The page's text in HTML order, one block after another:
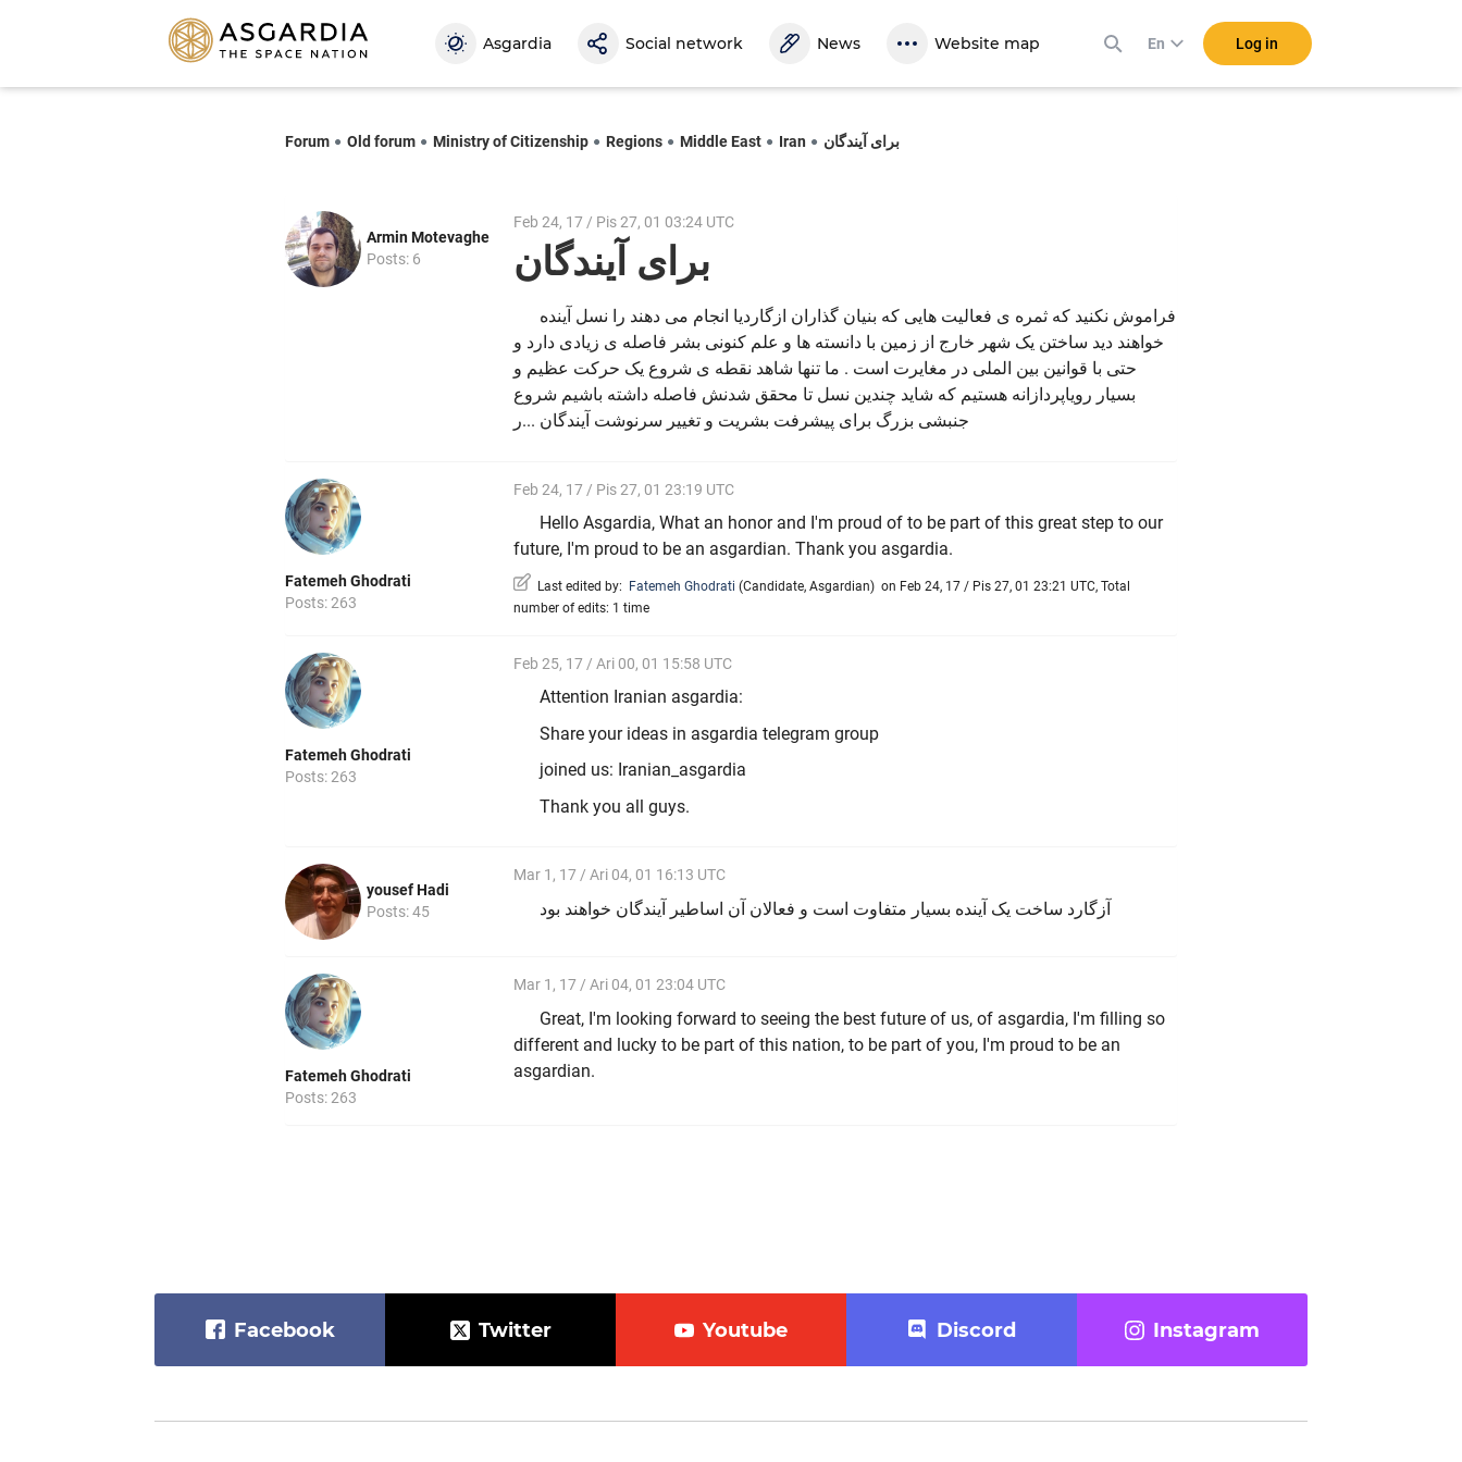
Asgardia Social network News Website map En Log in
Forum Old forum Ministry of Citizenship Regions Middle East Iran برای آیندگان
Armin Motevaghe
Posts: 6
Feb 24, 17 / Pis 27, 01 03:24 UTC
فراموش نکنید که ثمره ی فعالیت هایی که بنیان گذاران ازگاردیا انجام می دهند را نسل آینده
خواهند دید ساختن یک شهر خارج از زمین با دانسته ها و علم کنونی بشر فاصله ی زیادی دارد و
حتی با قوانین بین الملی در مغایرت است . ما تنها شاهد نقطه ی شروع یک حرکت عظیم و
بسیار رویاپردازانه هستیم که شاید چندین نسل تا محقق شدنش فاصله داشته باشیم شروع
جنبشی بزرگ برای پیشرفت بشریت و تغییر سرنوشت آیندگان ...ر
Fatemeh Ghodrati
Posts: 263
Feb 24, 17 / Pis 27, 01 23:19 UTC
Hello Asgardia, What an honor and I'm proud of to be part of this great step to our
future, I'm proud to be an asgardian. Thank you asgardia.
Last edited by: Fatemeh Ghodrati (Candidate, Asgardian) on Feb 24, 17 / Pis 27, 01 23:21 UTC, Total
number of edits: 1 time
Fatemeh Ghodrati
Posts: 263
Feb 25, 17 / Ari 00, 01 15:58 UTC
Attention Iranian asgardia:
Share your ideas in asgardia telegram group
joined us: Iranian_asgardia
Thank you all guys.
yousef Hadi
Posts: 45
Mar 1, 17 / Ari 04, 01 16:13 UTC
آزگارد ساخت یک آینده بسیار متفاوت است و فعالان آن اساطیر آیندگان خواهند بود
Fatemeh Ghodrati
Posts: 263
Mar 1, 17 / Ari 04, 01 23:04 UTC
Great, I'm looking forward to seeing the best future of us, of asgardia, I'm filling so
different and lucky to be part of this nation, to be part of you, I'm proud to be an
asgardian.
Facebook Twitter Youtube Discord Instagram